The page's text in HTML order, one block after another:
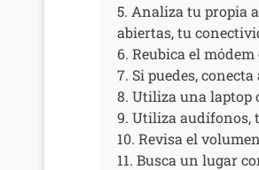
5. Analiza tu propia
abiertas, tu
6. Reubica el
7. Si puedes,
8. Utiliza una laptop
9. Utiliza audífonos,
10. Revisa el
11. Busca un lugar